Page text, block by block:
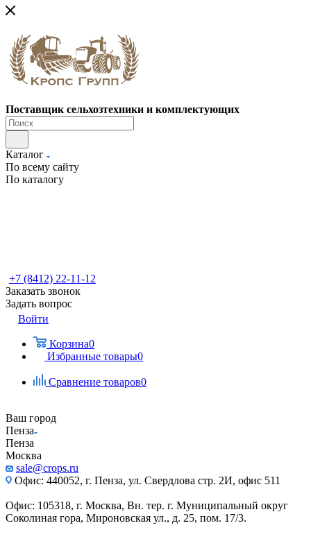
Поставщик сельхозтехники и комплектующих
Каталог
По всему сайту
По каталогу
+7 (8412) 22-11-12
Заказать звонок
Задать вопрос
Войти
Корзина0
Избранные товары0
Сравнение товаров0
Ваш город
Пенза
Пенза
Москва
sale@crops.ru
Офис: 440052, г. Пенза, ул. Свердлова стр. 2И, офис 511
Офис: 105318, г. Москва, Вн. тер. г. Муниципальный округ
Соколиная гора, Мироновская ул., д. 25, пом. 17/3.